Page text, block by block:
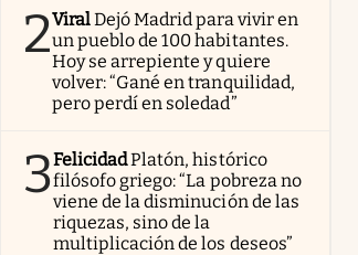
2ViralDejó Madrid para vivir en
un pueblo de 100 habitantes.
Hoy se arrepiente y quiere
volver: “Gané en tranquilidad,
pero perdí en soledad”
3FelicidadPlatón, histórico
filósofo griego: “La pobreza no
viene de la disminución de las
riquezas, sino de la
multiplicación de los deseos”